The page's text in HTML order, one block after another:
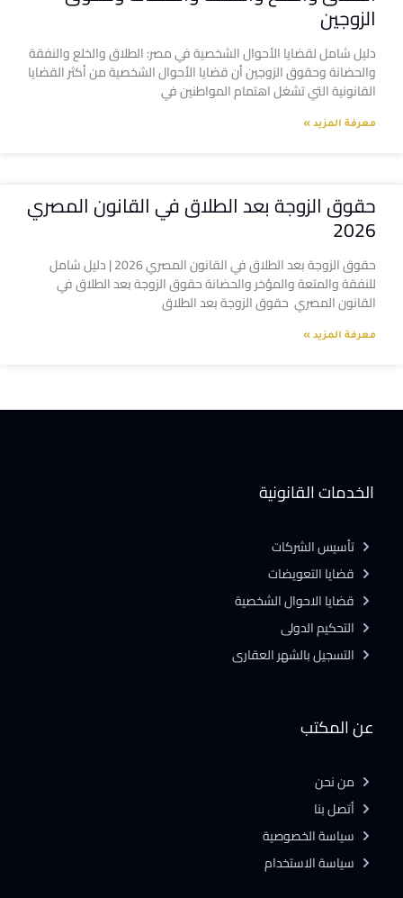
الزوجين
دليل شامل لقضايا الأحوال الشخصية في مصر: الطلاق والخلع والنفقة
والحضانة وحقوق الزوجين أن قضايا الأحوال الشخصية من أكثر القضايا
القانونية التي تشغل اهتمام المواطنين في
معرفة المزيد »
حقوق الزوجة بعد الطلاق في القانون المصري
2026
حقوق الزوجة بعد الطلاق في القانون المصري 2026 | دليل شامل
للنفقة والمتعة والمؤخر والحضانة حقوق الزوجة بعد الطلاق في
القانون المصري حقوق الزوجة بعد الطلاق
معرفة المزيد »
عن المكتب
من نحن
أتصل بنا
سياسة الخصوصية
سياسة الاستخدام
الخدمات القانونية
تأسيس الشركات
قضايا التعويضات
قضايا الاحوال الشخصية
التحكيم الدولى
التسجيل بالشهر العقارى